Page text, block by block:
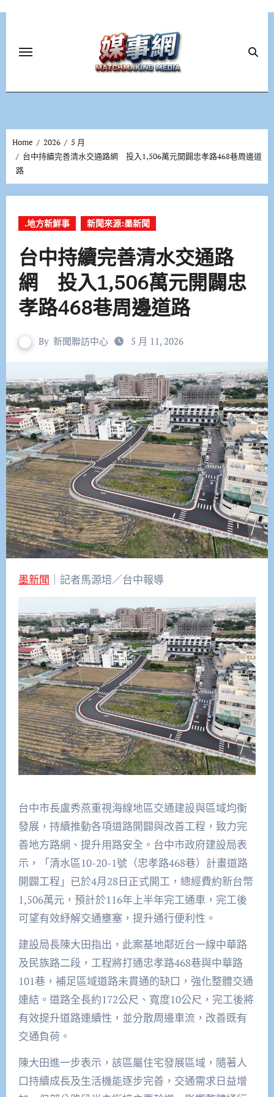
Home 2026
5 月
台中持續完善清水交通路網 投入1,506萬元開闢忠孝路468巷周邊道
路
.地方新鮮事 新聞來源:墨新聞
台中持續完善清水交通路
網 投入1,506萬元開闢忠
孝路468巷周邊道路
By 新聞聯訪中心 5 月 11, 2026
墨新聞 ｜記者馬源培／台中報導
台中市長盧秀燕重視海線地區交通建設與區域均衡
發展，持續推動各項道路開闢與改善工程，致力完
善地方路網、提升用路安全。台中市政府建設局表
示，「清水區10-20-1號（忠孝路468巷）計畫道路
開闢工程」已於4月28日正式開工，總經費約新台幣
1,506萬元，預計於116年上半年完工通車，完工後
可望有效紓解交通壅塞，提升通行便利性。
建設局長陳大田指出，此案基地鄰近台一線中華路
及民族路二段，工程將打通忠孝路468巷與中華路
101巷，補足區域道路未貫通的缺口，強化整體交通
連結。道路全長約172公尺、寬度10公尺，完工後將
有效提升道路連續性，並分散周邊車流，改善既有
交通負荷。
陳大田進一步表示，該區屬住宅發展區域，隨著人
口持續成長及生活機能逐步完善，交通需求日益增